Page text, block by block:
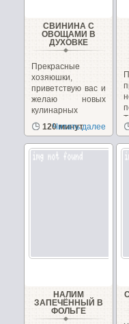
СВИНИНА С
ОВОЩАМИ В
ДУХОВКЕ
Прекрасные
хозяюшки,
приветствую вас и
желаю новых
кулинарных
открытий и
хорошего...
120 минут
Читать далее
НАЛИМ
ЗАПЕЧЁННЫЙ В
ФОЛЬГЕ